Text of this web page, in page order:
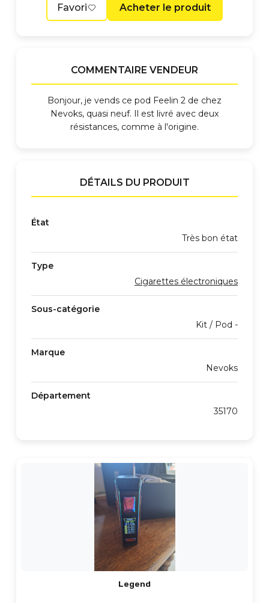
Favori Acheter le produit
COMMENTAIRE VENDEUR
Bonjour, je vends ce pod Feelin 2 de chez
Nevoks, quasi neuf. Il est livré avec deux
résistances, comme à l'origine.
DÉTAILS DU PRODUIT
État
Très bon état
Type
Cigarettes électroniques
Sous-catégorie
Kit / Pod -
Marque
Nevoks
Département
35170
Legend